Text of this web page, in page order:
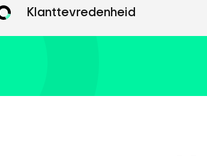
Klanttevredenheid